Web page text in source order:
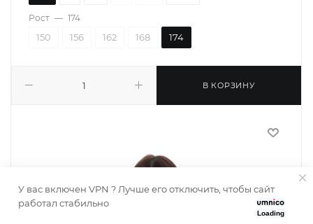
В КОРЗИНУ
Рост — 174
150 156 162 168 174
Loading
У вас включен VPN ? Лучше его отключить, чтобы сайт
работал стабильно